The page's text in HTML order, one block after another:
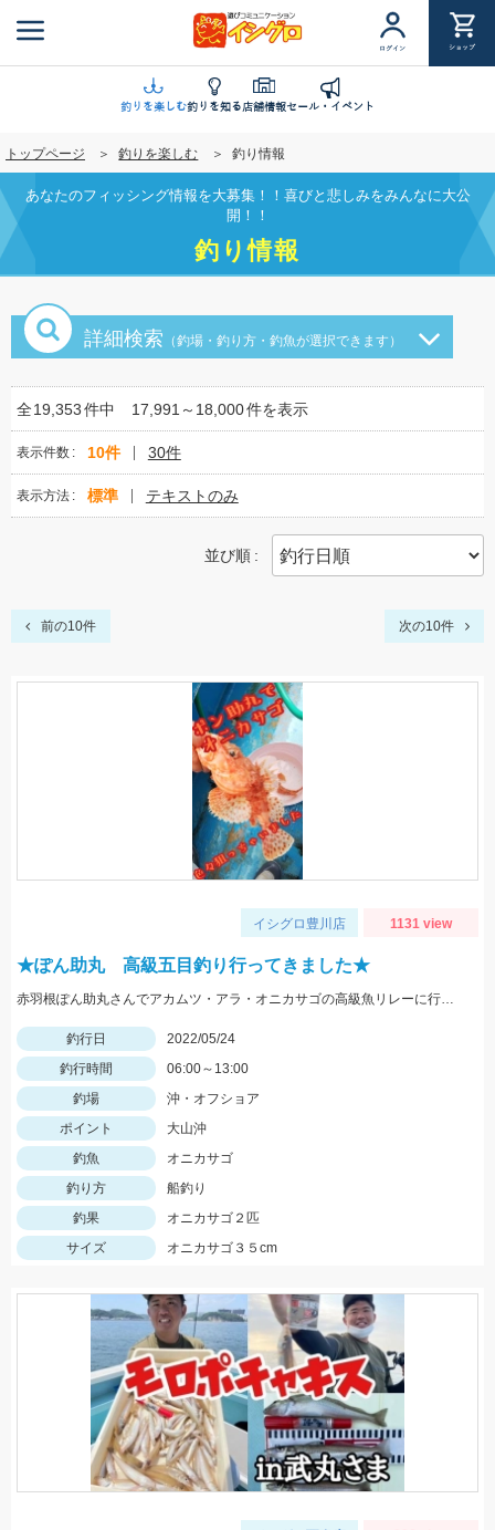
ン
に
移
動
ログイン ショップ
釣りを楽しむ釣りを知る店舗情報セール・イベント
トップページ 釣りを楽しむ 釣り情報
あなたのフィッシング情報を大募集！！喜びと悲しみをみんなに大公
開！！
釣り情報
詳細検索 （釣場・釣り方・釣魚が選択できます）
全19,353件中 17,991～18,000件を表示
表示件数 10件 30件
表示方法 標準 テキストのみ
並び順
前の10件 次の10件
イシグロ豊川店 1131 view
★ぽん助丸 高級五目釣り行ってきました★
赤羽根ぽん助丸さんでアカムツ・アラ・オニカサゴの高級魚リレーに行ってきました。下潮が動かず苦戦しましたがオニカサゴGETです
釣行日
2022/05/24
釣行時間
06:00～13:00
釣場
沖・オフショア
ポイント
大山沖
釣魚
オニカサゴ
釣り方
船釣り
釣果
オニカサゴ２匹
サイズ
オニカサゴ３５cm